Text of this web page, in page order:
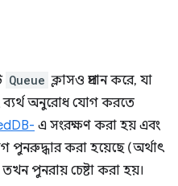
Queue ক্লাসও প্রদান করে, যা
ব্যর্থ অনুরোধ যোগ করতে
এ সংরক্ষণ করা হয় এবং
পুনরুদ্ধার করা হয়েছে (অর্থাৎ
পুনরায় চেষ্টা করা হয়।